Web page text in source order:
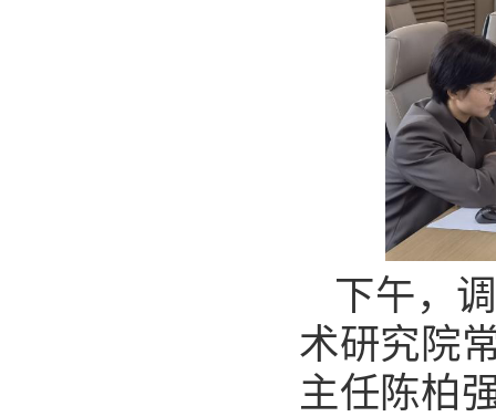
下午，
术研究院
主任陈柏